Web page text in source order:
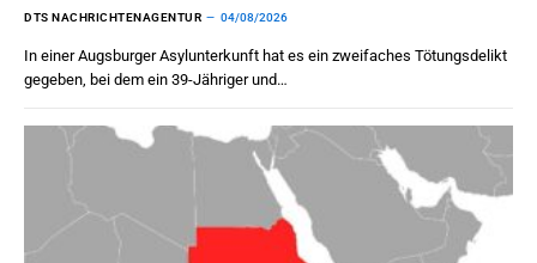
DTS NACHRICHTENAGENTUR 04/08/2026
In einer Augsburger Asylunterkunft hat es ein zweifaches Tötungsdelikt
gegeben, bei dem ein 39-Jähriger und…